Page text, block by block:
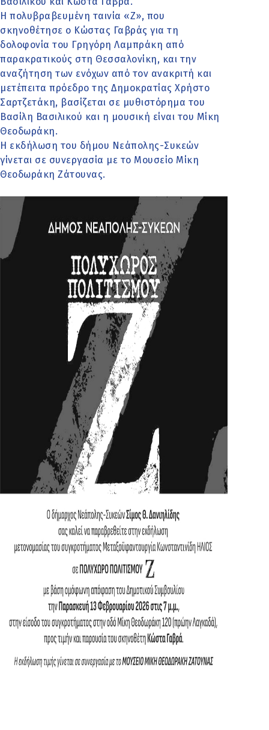
Η πολυβραβευμένη ταινία «Ζ», που
σκηνοθέτησε ο Κώστας Γαβράς για τη
δολοφονία του Γρηγόρη Λαμπράκη από
παρακρατικούς στη Θεσσαλονίκη, και την
αναζήτηση των ενόχων από τον ανακριτή και
μετέπειτα πρόεδρο της Δημοκρατίας Χρήστο
Σαρτζετάκη, βασίζεται σε μυθιστόρημα του
Βασίλη Βασιλικού και η μουσική είναι του Μίκη
Θεοδωράκη.
Η εκδήλωση του δήμου Νεάπολης-Συκεών
γίνεται σε συνεργασία με το Μουσείο Μίκη
Θεοδωράκη Ζάτουνας.